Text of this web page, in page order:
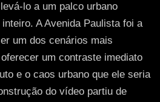
lo a um palco urbano
A Avenida Paulista foi a
um dos cenários mais
um contraste imediato
e o caos urbano que ele seria
do vídeo partiu de